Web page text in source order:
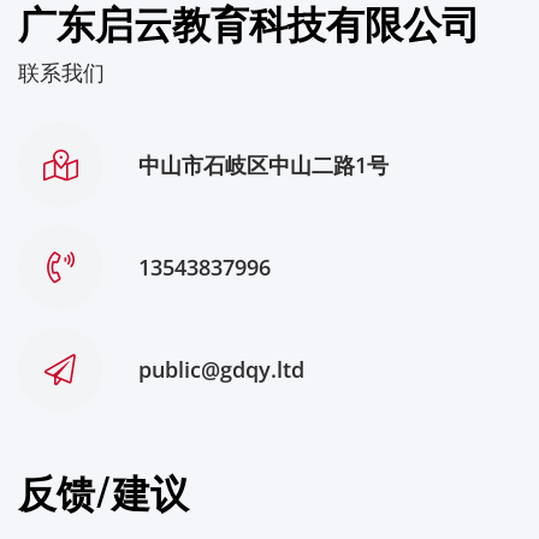
广东启云教育科技有限公司
联系我们
中山市石岐区中山二路1号
13543837996
public@gdqy.ltd
反馈/建议